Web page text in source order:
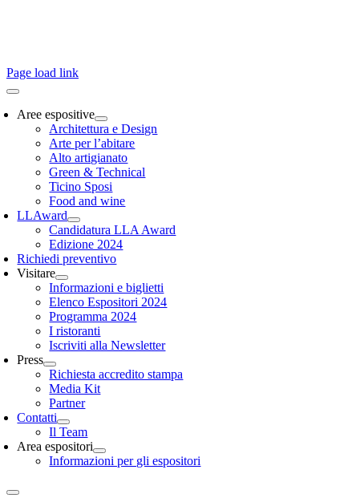
Page load link
Aree espositive
Architettura e Design
Arte per l’abitare
Alto artigianato
Green & Technical
Ticino Sposi
Food and wine
LLAward
Candidatura LLA Award
Edizione 2024
Richiedi preventivo
Visitare
Informazioni e biglietti
Elenco Espositori 2024
Programma 2024
I ristoranti
Iscriviti alla Newsletter
Press
Richiesta accredito stampa
Media Kit
Partner
Contatti
Il Team
Area espositori
Informazioni per gli espositori